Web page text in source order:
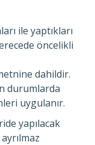
ile yaptıkları
öncelikli
dahildir.
durumlarda
uygulanır.
yapılacak